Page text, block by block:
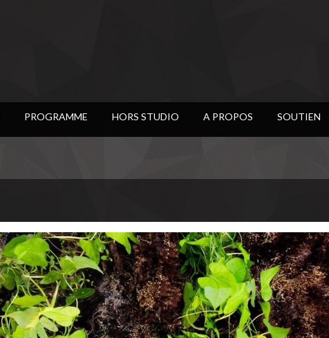
PROGRAMME HORS STUDIO A PROPOS SOUTIEN